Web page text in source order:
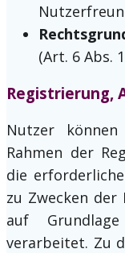
(Art. 6 Abs.
Registrierung,
Nutzer
Rahmen der
die
zu Zwecken
auf
verarbeitet. Zu